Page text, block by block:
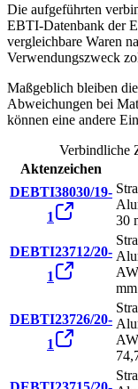
Die aufgeführten
EBTI-Datenbank der
vergleichbare Waren
Verwendungszweck
Maßgeblich bleiben
Abweichungen bei
können eine andere
Verbindliche
Aktenzeichen
DEBTI38030/19-
1
30
DEBTI23712/20-
1
mm
DEBTI23726/20-
1